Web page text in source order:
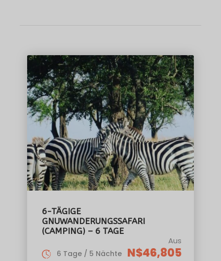
6-TÄGIGE
GNUWANDERUNGSSAFARI
(CAMPING) – 6 TAGE
Aus
N$46,805
6 Tage / 5 Nächte